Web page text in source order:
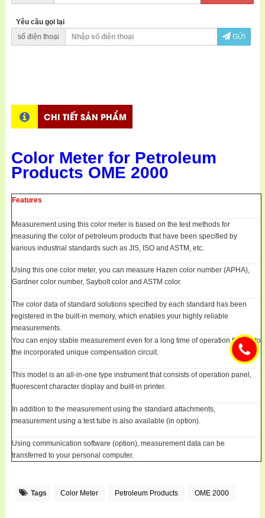
Yêu cầu gọi lại
số điện thoại
GỬI
CHI TIẾT SẢN PHẨM
Color Meter for Petroleum
Products OME 2000
Features
Measurement using this color meter is based on the test methods for
measuring the color of petroleum products that have been specified by
various industrial standards such as JIS, ISO and ASTM, etc.
Using this one color meter, you can measure Hazen color number (APHA),
Gardner color number, Saybolt color and ASTM color.
The color data of standard solutions specified by each standard has been
registered in the built-in memory, which enables your highly reliable
measurements.
You can enjoy stable measurement even for a long time of operation thanks to
the incorporated unique compensation circuit.
This model is an all-in-one type instrument that consists of operation panel,
fluorescent character display and built-in printer.
In addition to the measurement using the standard attachments,
measurement using a test tube is also available (in option).
Using communication software (option), measurement data can be
transferred to your personal computer.
Tags Color Meter Petroleum Products OME 2000